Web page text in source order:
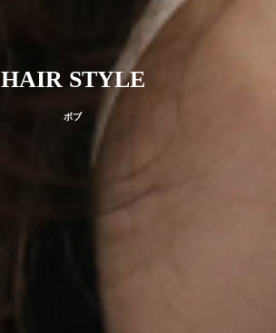
HAIR STYLE
ボブ